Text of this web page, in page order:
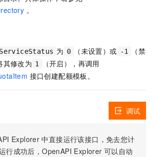
。
ServiceStatus 为 0 （未设置）或 -1
（禁
其修改为 1
（开启），再调用
接口创建配额模板。
Explorer 中直接运行该接口，免去您计
行成功后，OpenAPI Explorer 可以自动
调试